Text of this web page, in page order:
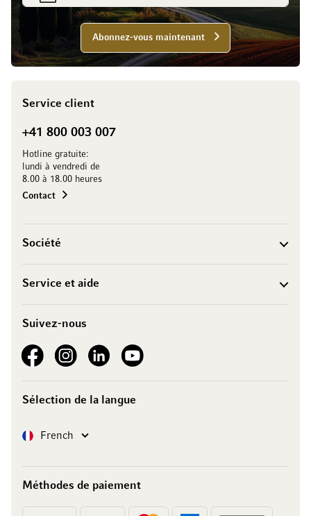
Abonnez-vous maintenant
Service client
+41 800 003 007
Hotline gratuite:
lundi à vendredi de
8.00 à 18.00 heures
Contact
Société
Service et aide
Suivez-nous
See our FacebookSee our Instagram account
See our LinkedInSee our YouTube channel
Sélection de la langue
LangueFrench
Méthodes de paiement